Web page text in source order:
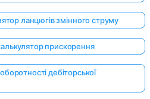
ланцюгів змінного струму
прискорення
дебіторської